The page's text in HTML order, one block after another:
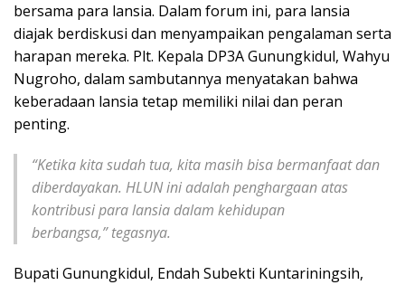
bersama para lansia. Dalam forum ini, para lansia
diajak berdiskusi dan menyampaikan pengalaman serta
harapan mereka. Plt. Kepala DP3A Gunungkidul, Wahyu
Nugroho, dalam sambutannya menyatakan bahwa
keberadaan lansia tetap memiliki nilai dan peran
penting.
“Ketika kita sudah tua, kita masih bisa bermanfaat dan
diberdayakan. HLUN ini adalah penghargaan atas
kontribusi para lansia dalam kehidupan
berbangsa,”tegasnya.
Bupati Gunungkidul, Endah Subekti Kuntariningsih,